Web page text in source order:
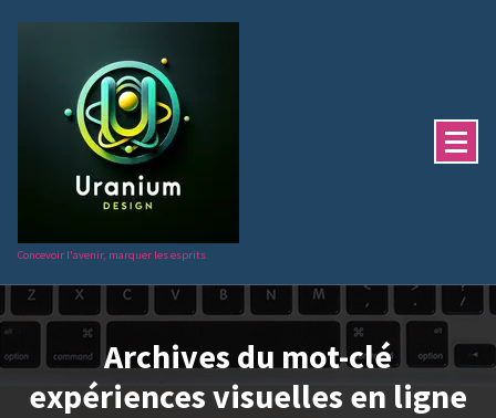
Concevoir l'avenir, marquer les esprits.
Archives du mot-clé
expériences visuelles en ligne